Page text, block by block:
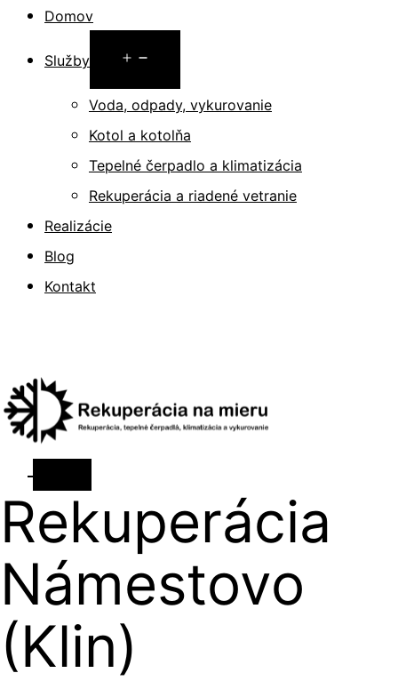
Preskočiť
obsah
Domov
Služby
menu
Voda, odpady, vykurovanie
Kotol a kotolňa
Tepelné čerpadlo a klimatizácia
Rekuperácia a riadené vetranie
Realizácie
Blog
Kontakt
Rekuperácia
Námestovo
(Klin)